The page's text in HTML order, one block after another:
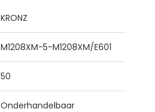
KRONZ
M1208XM-5-M1208XM/E601
50
Onderhandelbaar